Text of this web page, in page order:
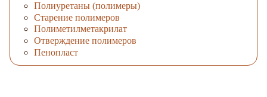
Полиуретаны (полимеры)
Старение полимеров
Полиметилметакрилат
Отверждение полимеров
Пенопласт